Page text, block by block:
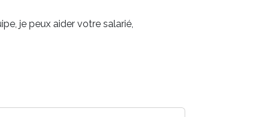
je peux aider votre salarié,